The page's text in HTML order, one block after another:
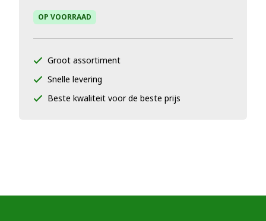
OP VOORRAAD
Groot assortiment
Snelle levering
Beste kwaliteit voor de beste prijs